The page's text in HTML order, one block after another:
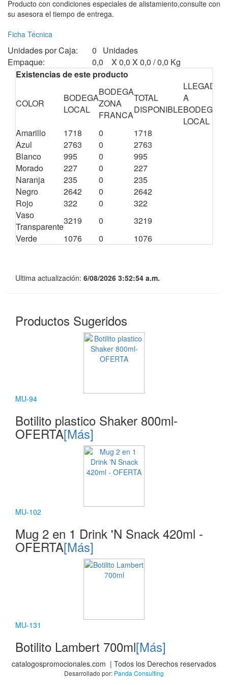
Producto con condiciones especiales de alistamiento,consulte con
su asesora el tiempo de entrega.
Ficha Técnica
Unidades por Caja:
0 Unidades
Empaque:
0,0 X 0,0 X 0,0 / 0,0 Kg
Existencias de este producto
COLOR
BODEGA
LOCAL
BODEGA
ZONA
FRANCA
TOTAL
DISPONIBLE
LLEGADA
A
BODEGA
LOCAL
Amarillo
1718 0 1718
Azul
2763 0 2763
Blanco
995 0 995
Morado
227 0 227
Naranja
235 0 235
Negro
2642 0 2642
Rojo
322 0 322
Vaso
Transparente
3219 0 3219
Verde
1076 0 1076
Ultima actualización: 6/08/2026 3:52:54 a.m.
Productos Sugeridos
MU-94
Botilito plastico Shaker 800ml-
OFERTA[Más]
MU-102
Mug 2 en 1 Drink 'N Snack 420ml -
OFERTA[Más]
MU-131
Botilito Lambert 700ml[Más]
catalogospromocionales.com | Todos los Derechos reservados
Desarrollado por: Panda Consulting